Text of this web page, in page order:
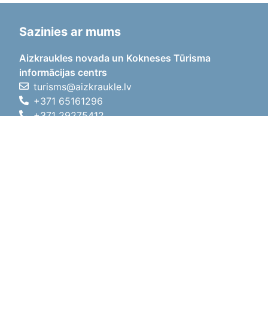
Sazinies ar mums
Aizkraukles novada un Kokneses Tūrisma
informācijas centrs
turisms@aizkraukle.lv
+371 65161296
+371 29275412